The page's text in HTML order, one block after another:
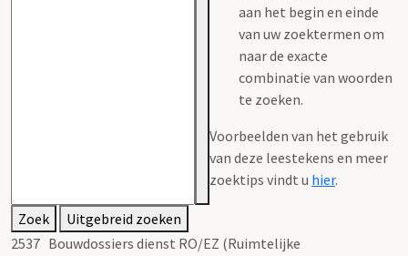
aan het begin en einde
van uw zoektermen om
naar de exacte
combinatie van woorden
te zoeken.
Voorbeelden van het gebruik
van deze leestekens en meer
zoektips vindt u hier.
Zoek
Uitgebreid zoeken
2537 Bouwdossiers dienst RO/EZ (Ruimtelijke